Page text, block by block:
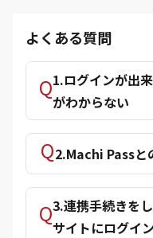
よくある質問
1.ログインが出
がわからない
2.Machi Passと
3.連携手続きを
サイトにログイ